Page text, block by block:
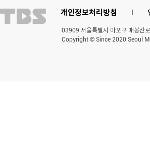
개인정보처리방침 l
03909 서울특별시 마포구 매봉산
Copyright © Since 2020 Seoul